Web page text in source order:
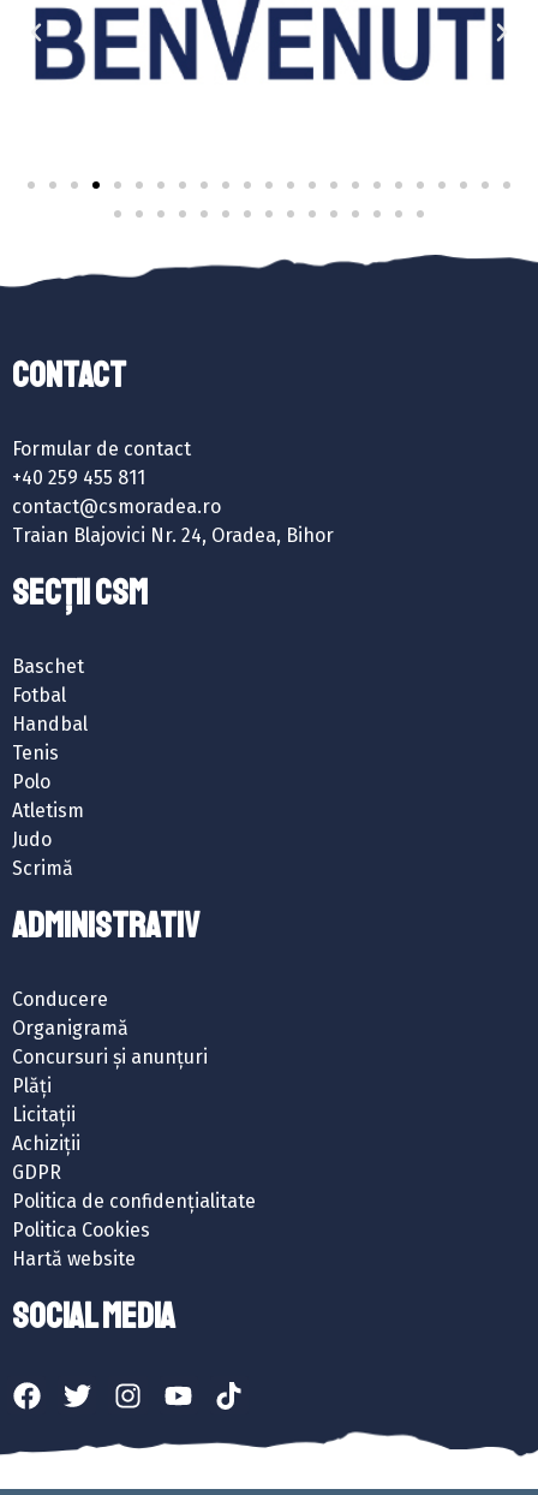
Contact
Formular de contact
+40 259 455 811
contact@csmoradea.ro
Traian Blajovici Nr. 24, Oradea, Bihor
SECȚII CSM
Baschet
Fotbal
Handbal
Tenis
Polo
Atletism
Judo
Scrimă
ADMINISTRATIV
Conducere
Organigramă
Concursuri și anunțuri
Plăți
Licitații
Achiziții
GDPR
Politica de confidențialitate
Politica Cookies
Hartă website
SOCIAL MEDIA